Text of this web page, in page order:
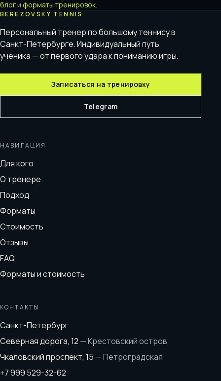
блог и форматы тренировок.
BEREZOVSKY TENNIS
Персональный тренер по большому теннису в
Санкт-Петербурге. Индивидуальный путь
ученика — от первого удара к пониманию игры.
Записаться на тренировку
Telegram
НАВИГАЦИЯ
Для кого
О тренере
Подход
Форматы
Стоимость
Отзывы
FAQ
Форматы и стоимость
КОНТАКТЫ
Санкт-Петербург
Северная дорога, 12 —Крестовский остров
Чкаловский проспект, 15 —Петроградская
+7 999 529-32-62